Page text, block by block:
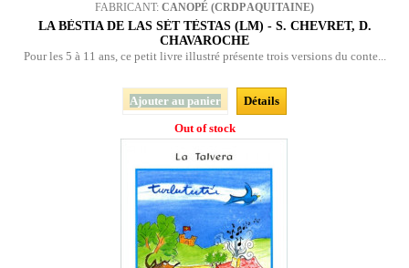
FABRICANT: CANOPÉ (CRDP AQUITAINE)
LA BÈSTIA DE LAS SÈT TÈSTAS (LM) - S. CHEVRET, D.
CHAVAROCHE
Pour les 5 à 11 ans, ce petit livre illustré présente trois versions du conte...
Ajouter au panier
Détails
Out of stock